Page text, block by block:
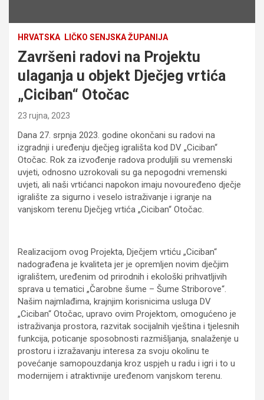
HRVATSKA LIČKO SENJSKA ŽUPANIJA
Završeni radovi na Projektu
ulaganja u objekt Dječjeg vrtića
„Ciciban“ Otočac
23 rujna, 2023
Dana 27. srpnja 2023. godine okončani su radovi na
izgradnji i uređenju dječjeg igrališta kod DV „Ciciban“
Otočac. Rok za izvođenje radova produljili su vremenski
uvjeti, odnosno uzrokovali su ga nepogodni vremenski
uvjeti, ali naši vrtićanci napokon imaju novouređeno dječje
igralište za sigurno i veselo istraživanje i igranje na
vanjskom terenu Dječjeg vrtića „Ciciban“ Otočac.
Realizacijom ovog Projekta, Dječjem vrtiću „Ciciban“
nadograđena je kvaliteta jer je opremljen novim dječjim
igralištem, uređenim od prirodnih i ekološki prihvatljivih
sprava u tematici „Čarobne šume – Šume Striborove“.
Našim najmlađima, krajnjim korisnicima usluga DV
„Ciciban“ Otočac, upravo ovim Projektom, omogućeno je
istraživanja prostora, razvitak socijalnih vještina i tjelesnih
funkcija, poticanje sposobnosti razmišljanja, snalaženje u
prostoru i izražavanju interesa za svoju okolinu te
povećanje samopouzdanja kroz uspjeh u radu i igri i to u
modernijem i atraktivnije uređenom vanjskom terenu.